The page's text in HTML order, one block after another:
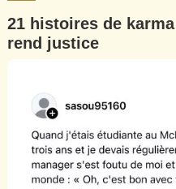
21 histoires de
rend justice